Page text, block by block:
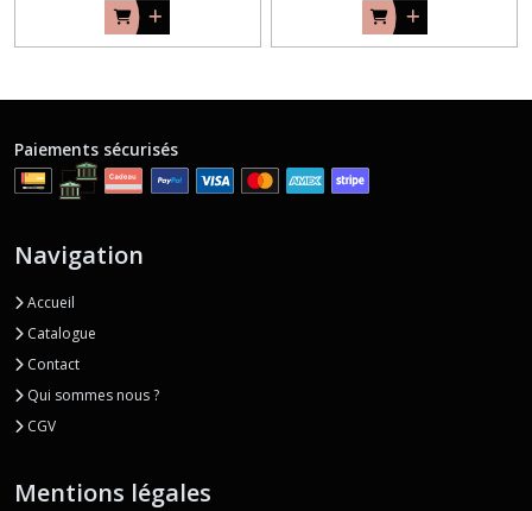
Paiements sécurisés
Navigation
Accueil
Catalogue
Contact
Qui sommes nous ?
CGV
Mentions légales